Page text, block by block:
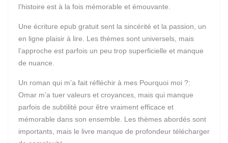
l’histoire est à la fois mémorable et émouvante.
Une écriture epub gratuit sent la sincérité et la passion, un
en ligne plaisir à lire. Les thèmes sont universels, mais
l’approche est parfois un peu trop superficielle et manque
de nuance.
Un roman qui m’a fait réfléchir à mes Pourquoi moi ?:
Omar m’a tuer valeurs et croyances, mais qui manque
parfois de subtilité pour être vraiment efficace et
mémorable dans son ensemble. Les thèmes abordés sont
importants, mais le livre manque de profondeur télécharger